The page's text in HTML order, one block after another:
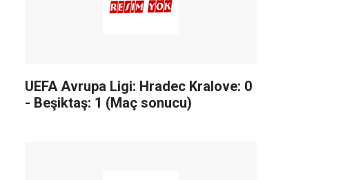
UEFA Avrupa Ligi: Hradec Kralove: 0
- Beşiktaş: 1 (Maç sonucu)